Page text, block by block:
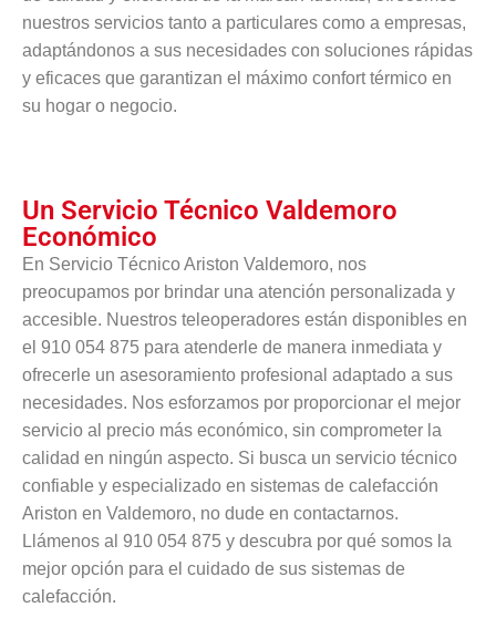
nuestros servicios tanto a particulares como a empresas,
adaptándonos a sus necesidades con soluciones rápidas
y eficaces que garantizan el máximo confort térmico en
su hogar o negocio.
Un Servicio Técnico Valdemoro
Económico
En Servicio Técnico Ariston Valdemoro, nos
preocupamos por brindar una atención personalizada y
accesible. Nuestros teleoperadores están disponibles en
el 910 054 875 para atenderle de manera inmediata y
ofrecerle un asesoramiento profesional adaptado a sus
necesidades. Nos esforzamos por proporcionar el mejor
servicio al precio más económico, sin comprometer la
calidad en ningún aspecto. Si busca un servicio técnico
confiable y especializado en sistemas de calefacción
Ariston en Valdemoro, no dude en contactarnos.
Llámenos al 910 054 875 y descubra por qué somos la
mejor opción para el cuidado de sus sistemas de
calefacción.